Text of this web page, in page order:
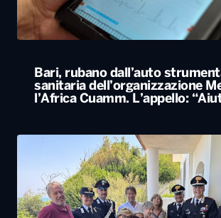
Bari, rubano dall’auto
sanitaria dell’organizzazione
l’Africa Cuamm. L’appello: